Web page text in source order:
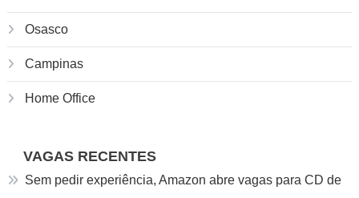
Osasco
Campinas
Home Office
VAGAS RECENTES
Sem pedir experiência, Amazon abre vagas para CD de